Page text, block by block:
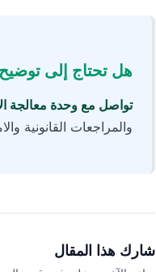
هل تحتاج إلى
تواصل مع وحدة معالجة
والمراجعات القانونية
شارك هذا المقال